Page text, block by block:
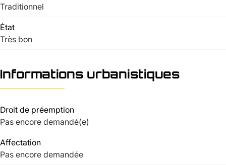
Traditionnel
État
Très bon
Informations urbanistiques
Droit de préemption
Pas encore demandé(e)
Affectation
Pas encore demandée